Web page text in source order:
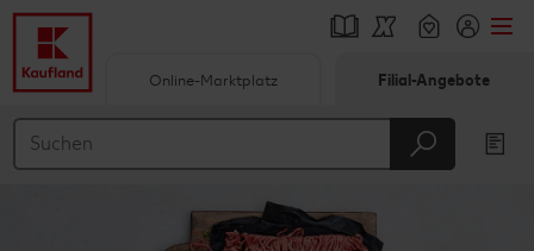
Hauptinhalt
Online-Marktplatz Filial-Angebote